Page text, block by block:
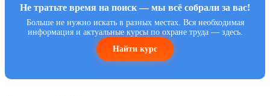
Не тратьте время на поиск — мы всё собрали за вас!
Больше не нужно искать в разных местах. Вся необходимая
информация и актуальные курсы по охране труда — здесь.
Найти курс